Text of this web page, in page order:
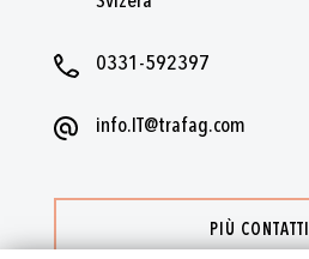
0331-592397
info.IT@trafag.com
PIÙ CONTATTI